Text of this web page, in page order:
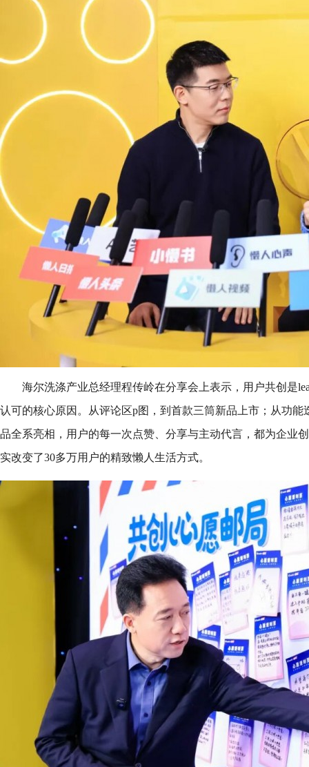
海尔洗涤产业总经理程传岭在分享会上表示，用户共创是
认可的核心原因。从评论区p图，到首款三筒新品上市；从功能
品全系亮相，用户的每一次点赞、分享与主动代言，都为企业
实改变了30多万用户的精致懒人生活方式。